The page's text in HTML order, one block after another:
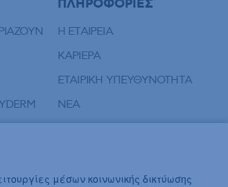
ΠΛΗΡΟΦΟΡΙΕΣ
Η ΕΤΑΙΡΕΙΑ
ΚΑΡΙΕΡΑ
ΕΤΑΙΡΙΚΗ ΥΠΕΥΘΥΝΟΤΗΤΑ
ΝΕΑ
μέσων κοινωνικής δικτύωσης